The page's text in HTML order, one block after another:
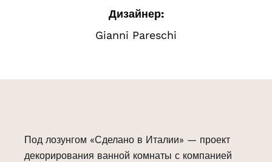
Дизайнер:
Gianni Pareschi
Под лозунгом «Сделано в Италии» — проект
декорирования ванной комнаты с компанией